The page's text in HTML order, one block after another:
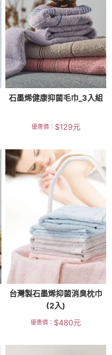
石墨烯健康抑菌毛巾_3入組
優惠價： $129元
台灣製石墨烯抑菌消臭枕巾
(2入)
優惠價： $480元